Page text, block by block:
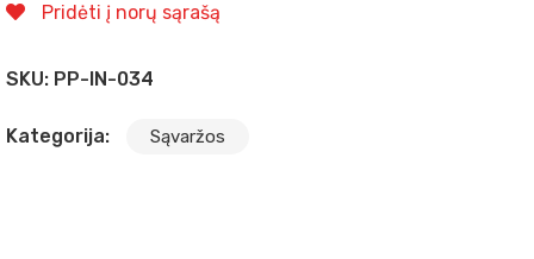
Pridėti į norų sąrašą
SKU: PP-IN-034
Kategorija: Sąvaržos